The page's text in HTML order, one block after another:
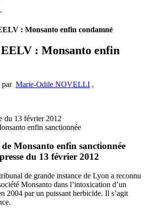
: Monsanto enfin condamné
: Monsanto enfin
par Marie-Odile NOVELLI ,
du 13 février 2012
enfin sanctionnée
Monsanto enfin sanctionnée
du 13 février 2012
de grande instance de Lyon a reconnu
Monsanto dans l’intoxication d’un
2004 par un puissant herbicide. Il s’agit